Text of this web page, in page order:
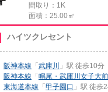
間取り：1K
面積：25.00㎡
ハイツクレセント
阪神本線 「 武庫川
」駅 徒歩10分
阪神本線 「 鳴尾・武庫川女子大前
東海道本線 「 甲子園口 」駅 徒歩